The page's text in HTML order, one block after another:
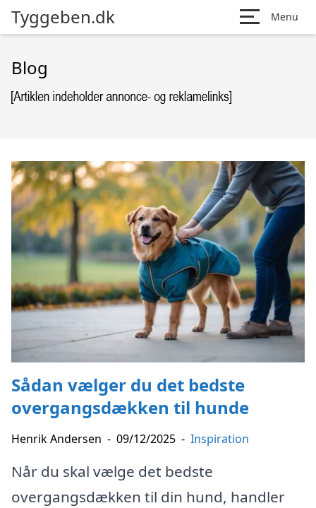
Tyggeben.dk Menu
Blog
Sådan vælger du det bedste
overgangsdækken til hunde
Henrik Andersen - 09/12/2025 - Inspiration
Når du skal vælge det bedste
overgangsdækken til din hund, handler